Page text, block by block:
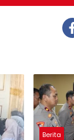
Berita